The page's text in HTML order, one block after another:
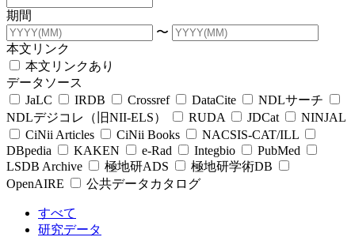
期間
〜
本文リンク
本文リンクあり
データソース
JaLC
IRDB Crossref DataCite
NDLサーチ
NDLデジコレ（旧NII-ELS）
RUDA JDCat
NINJAL
CiNii Articles
CiNii Books
NACSIS-CAT/ILL
DBpedia
KAKEN e-Rad Integbio
PubMed
LSDB Archive
極地研ADS
極地研学術DB
OpenAIRE
公共データカタログ
すべて
研究データ